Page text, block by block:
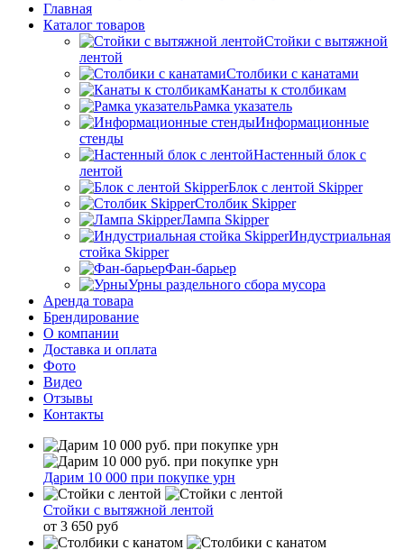
Главная
Каталог товаров
Стойки с вытяжной
лентой
Столбики с канатами
Канаты к столбикам
Рамка указатель
Информационные
стенды
Настенный блок с
лентой
Блок с лентой Skipper
Столбик Skipper
Лампа Skipper
Индустриальная
стойка Skipper
Фан-барьер
Урны раздельного сбора мусора
Аренда товара
Брендирование
О компании
Доставка и оплата
Фото
Видео
Отзывы
Контакты
Дарим 10 000 при покупке урн
Стойки с вытяжной лентой
от 3 650 руб